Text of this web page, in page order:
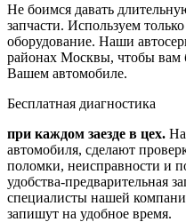
Не боимся давать
запчасти. Используем
оборудование. Наши
районах Москвы, чтобы вам
Вашем автомобиле.
Бесплатная диагностика
при каждом заезде в цех.
автомобиля, сделают
поломки, неисправности и
удобства-предварительная
специалисты нашей
запишут на удобное время.